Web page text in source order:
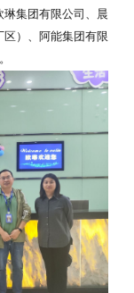
集团有限公司、晨
）、阿能集团有限